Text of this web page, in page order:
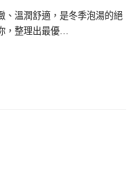
、溫潤舒適，是冬季泡湯的絕
，整理出最優…